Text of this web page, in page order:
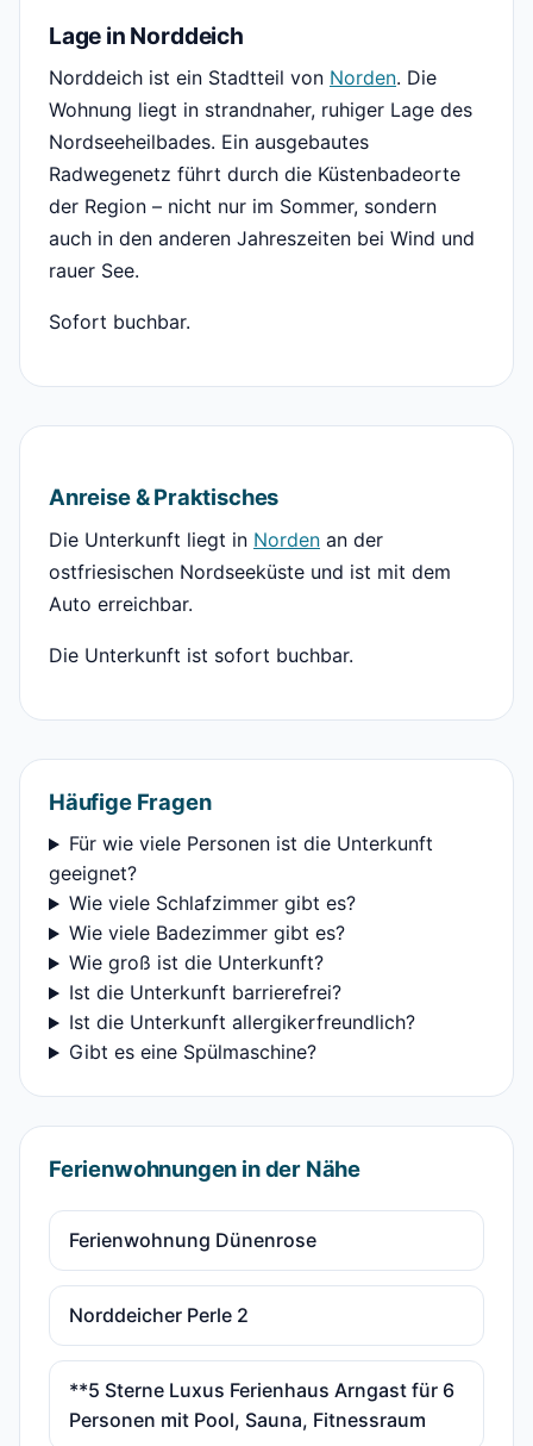
Lage in Norddeich
Norddeich ist ein Stadtteil von Norden. Die
Wohnung liegt in strandnaher, ruhiger Lage des
Nordseeheilbades. Ein ausgebautes
Radwegenetz führt durch die Küstenbadeorte
der Region – nicht nur im Sommer, sondern
auch in den anderen Jahreszeiten bei Wind und
rauer See.
Sofort buchbar.
Anreise & Praktisches
Die Unterkunft liegt in Norden an der
ostfriesischen Nordseeküste und ist mit dem
Auto erreichbar.
Die Unterkunft ist sofort buchbar.
Häufige Fragen
Für wie viele Personen ist die Unterkunft
geeignet?
Wie viele Schlafzimmer gibt es?
Wie viele Badezimmer gibt es?
Wie groß ist die Unterkunft?
Ist die Unterkunft barrierefrei?
Ist die Unterkunft allergikerfreundlich?
Gibt es eine Spülmaschine?
Ferienwohnungen in der Nähe
Ferienwohnung Dünenrose
Norddeicher Perle 2
**5 Sterne Luxus Ferienhaus Arngast für 6
Personen mit Pool, Sauna, Fitnessraum